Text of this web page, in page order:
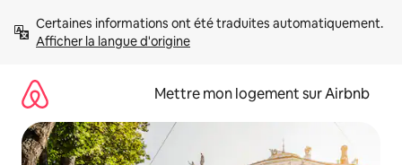
directement
Afficher la langue d'origine
Mettre mon logement sur Airbnb